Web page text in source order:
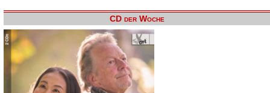
CD der Woche